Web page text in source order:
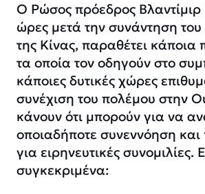
Ο Ρώσος πρόεδρος Βλαντίμιρ
ώρες μετά την συνάντηση του
της Κίνας, παραθέτει κάποια
τα οποία τον οδηγούν στο
κάποιες δυτικές χώρες
συνέχιση του πολέμου στην
κάνουν ότι μπορούν για να
οποιαδήποτε συνεννόηση
για ειρηνευτικές συνομιλίες.
συγκεκριμένα: